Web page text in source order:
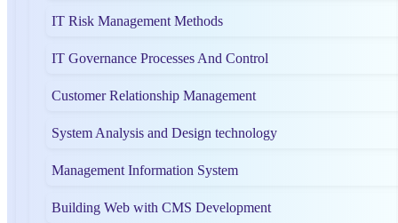
IT Risk Management Methods
IT Governance Processes And Control
Customer Relationship Management
System Analysis and Design technology
Management Information System
Building Web with CMS Development